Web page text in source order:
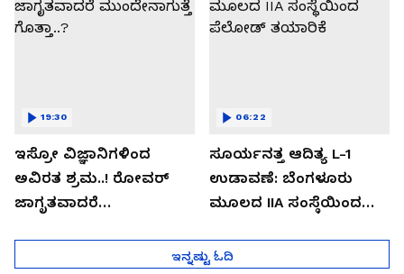
ಇಸ್ರೋ ವಿಜ್ಞಾನಿಗಳಿಂದ
ಅವಿರತ ಶ್ರಮ..! ರೋವರ್
ಜಾಗೃತವಾದರೆ
19:30
ಸೂರ್ಯನತ್ತ ಆದಿತ್ಯ L-1
ಉಡಾವಣೆ: ಬೆಂಗಳೂರು
ಮೂಲದ IIA ಸಂಸ್ಥೆಯಿಂದ
06:22
ಇನ್ನಷ್ಟು ಓದಿ